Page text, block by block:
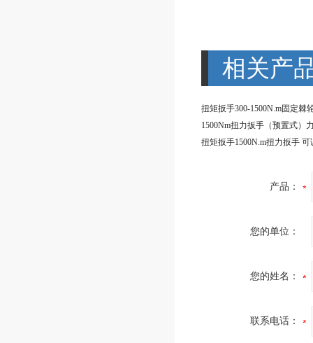
相关产
产品：
您的单位：
您的姓名：
联系电话：